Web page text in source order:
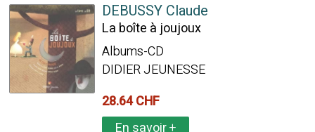
DEBUSSY Claude
La boîte à joujoux
Albums-CD
DIDIER JEUNESSE
28.64 CHF
En savoir+